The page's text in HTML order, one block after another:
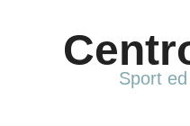
Sport